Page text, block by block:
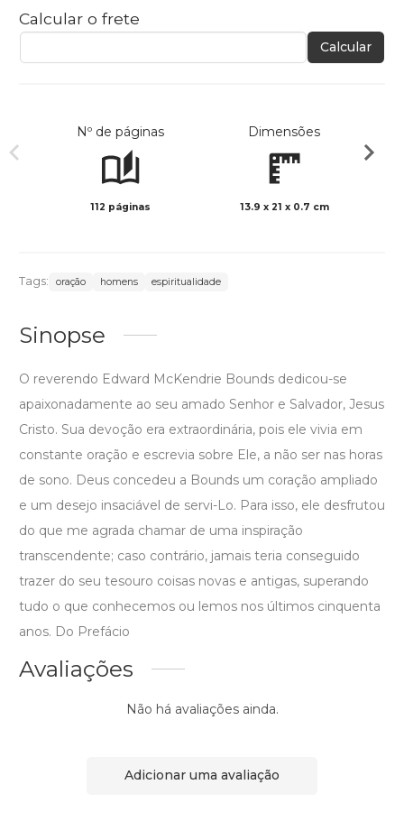
Calcular o frete
Calcular
Nº de páginas
112 páginas
Dimensões
13.9 x 21 x 0.7 cm
Tags: oração homens espiritualidade
Sinopse
O reverendo Edward McKendrie Bounds dedicou-se
apaixonadamente ao seu amado Senhor e Salvador, Jesus
Cristo. Sua devoção era extraordinária, pois ele vivia em
constante oração e escrevia sobre Ele, a não ser nas horas
de sono. Deus concedeu a Bounds um coração ampliado
e um desejo insaciável de servi-Lo. Para isso, ele desfrutou
do que me agrada chamar de uma inspiração
transcendente; caso contrário, jamais teria conseguido
trazer do seu tesouro coisas novas e antigas, superando
tudo o que conhecemos ou lemos nos últimos cinquenta
anos. Do Prefácio
Avaliações
Não há avaliações ainda.
Adicionar uma avaliação